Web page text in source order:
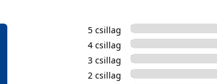
5 csillag
4 csillag
3 csillag
2 csillag